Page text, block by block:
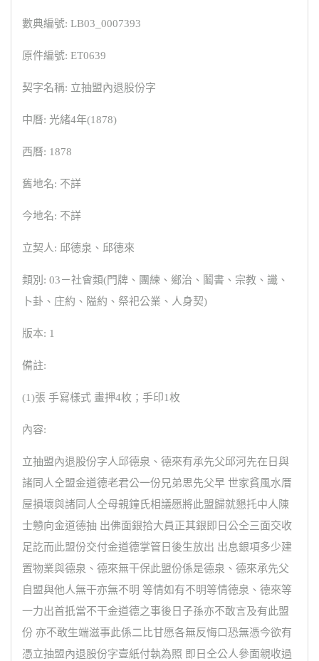
數典編號: LB03_0007393
原件編號: ET0639
契字名稱: 立抽盟內退股份字
中曆: 光緒4年(1878)
西曆: 1878
舊地名: 不詳
今地名: 不詳
立契人: 邱德泉、邱德來
類別: 03－社會類(門牌、團練、鄉治、鬮書、宗教、讖、
卜卦、庄約、隘約、祭祀公業、人身契)
版本: 1
備註:
(1)張 手寫樣式 畫押4枚；手印1枚
內容:
立抽盟內退股份字人邱德泉、德來有承先父邱河先在日與
諸同人仝盟金道德老君公一份兄弟思先父早 世家貧風水厝
屋損壞與諸同人仝母親鐘氏相議愿將此盟歸就懇托中人陳
士戇向金道德抽 出佛面銀拾大員正其銀即日公仝三面交收
足訖而此盟份交付金道德掌管日後生放出 出息銀項多少建
置物業與德泉、德來無干保此盟份係是德泉、德來承先父
自盟與他人無干亦無不明 等情如有不明等情德泉、德來等
一力出首扺當不干金道德之事後日子孫亦不敢言及有此盟
份 亦不敢生端滋事此係二比甘愿各無反悔口恐無憑今欲有
憑立抽盟內退股份字壹紙付執為照 即日仝公人參面親收過